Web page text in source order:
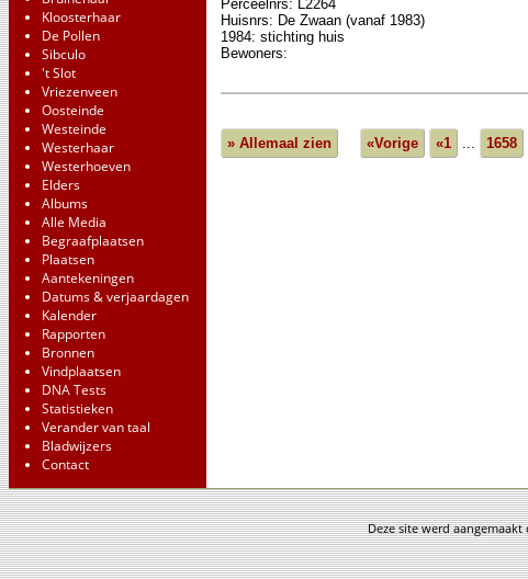
Kloosterhaar
De Pollen
Sibculo
't Slot
Vriezenveen
Oosteinde
Westeinde
Westerhaar
Westerhoeven
Elders
Albums
Alle Media
Begraafplaatsen
Plaatsen
Aantekeningen
Datums & verjaardagen
Kalender
Rapporten
Bronnen
Vindplaatsen
DNA Tests
Statistieken
Verander van taal
Bladwijzers
Contact
Perceelnrs: L2264
Huisnrs: De Zwaan (vanaf 1983)
1984: stichting huis
Bewoners:
» Allemaal zien «Vorige «1 ... 1658
Deze site werd